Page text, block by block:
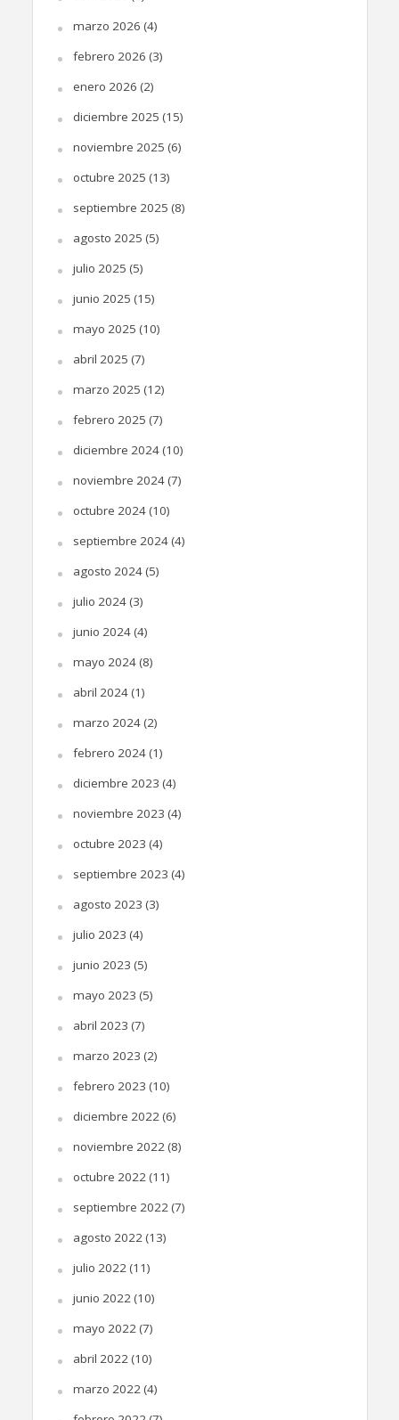
marzo 2026 (4)
febrero 2026 (3)
enero 2026 (2)
diciembre 2025 (15)
noviembre 2025 (6)
octubre 2025 (13)
septiembre 2025 (8)
agosto 2025 (5)
julio 2025 (5)
junio 2025 (15)
mayo 2025 (10)
abril 2025 (7)
marzo 2025 (12)
febrero 2025 (7)
diciembre 2024(10)
noviembre 2024(7)
octubre 2024(10)
septiembre 2024(4)
agosto 2024(5)
julio 2024(3)
junio 2024(4)
mayo 2024(8)
abril 2024(1)
marzo 2024(2)
febrero 2024(1)
diciembre 2023 (4)
noviembre 2023 (4)
octubre 2023 (4)
septiembre 2023 (4)
agosto 2023 (3)
julio 2023 (4)
junio 2023 (5)
mayo 2023 (5)
abril 2023 (7)
marzo 2023 (2)
febrero 2023 (10)
diciembre 2022(6)
noviembre 2022(8)
octubre 2022(11)
septiembre 2022(7)
agosto 2022(13)
julio 2022(11)
junio 2022(10)
mayo 2022(7)
abril 2022(10)
marzo 2022(4)